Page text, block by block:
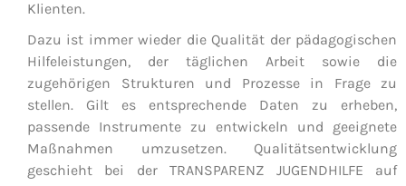
Klienten.
Dazu ist immer wieder die Qualität der pädagogischen
Hilfeleistungen, der täglichen Arbeit sowie die
zugehörigen Strukturen und Prozesse in Frage zu
stellen. Gilt es entsprechende Daten zu erheben,
passende Instrumente zu entwickeln und geeignete
Maßnahmen umzusetzen. Qualitätsentwicklung
geschieht bei der TRANSPARENZ JUGENDHILFE auf